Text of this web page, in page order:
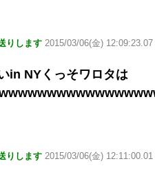
りします 2015/03/06(金)
in NYくっそワロタは
りします 2015/03/06(金)